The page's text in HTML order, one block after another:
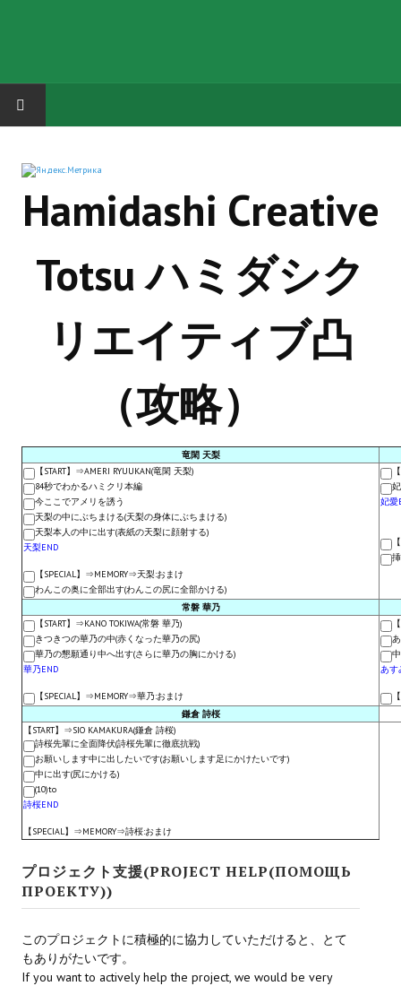
ГРУППА "КАРЛ ВЕЛИКИЙ"
Русская биржа
Aliens vs Predator 2 (Русские субтитры)
Dungeon Siege 2 Legendary Mod (Русские субтитры)
Теневой кардинал для Скайрима
Работы Alexandra10
Apella CBBE SSE BodySlide (with Physics)
Apella 2.0 CBBE SSE BodySlide (with Physics)
Kitana CBBE SSE BodySlide (with Physics)
Nekomimi
New Light Skyrim SE
SB Corset Armor CBBE SSE BodySlide (with Physics)
Наёмный оборотень
Немного героев меча и магии
Hamidashi Creative
Totsu ハミダシク
リエイティブ凸
（攻略）
竜閑 天梨
【START】⇒AMERI RYUUKAN(竜閑 天梨)
84秒でわかるハミクリ本編
今ここでアメリを誘う
天梨の中にぶちまける(天梨の身体にぶちまける)
天梨本人の中に出す(表紙の天梨に顔射する)
天梨END
【SPECIAL】⇒MEMORY⇒天梨:おまけ
わんこの奥に全部出す(わんこの尻に全部かける)
妃愛
常磐 華乃
【START】⇒KANO TOKIWA(常磐 華乃)
きつきつの華乃の中(赤くなった華乃の尻)
華乃の懇願通り中へ出す(さらに華乃の胸にかける)
華乃END
【SPECIAL】⇒MEMORY⇒華乃:おまけ
あす
鎌倉 詩桜
【START】⇒SIO KAMAKURA(鎌倉 詩桜)
詩桜先輩に全面降伏(詩桜先輩に徹底抗戦)
お願いします中に出したいです(お願いします足にかけたいです)
中に出す(尻にかける)
(10)to
詩桜END
【SPECIAL】⇒MEMORY⇒詩桜:おまけ
プロジェクト支援(PROJECT HELP(ПОМОЩЬ
ПРОЕКТУ))
このプロジェクトに積極的に協力していただけると、とて
もありがたいです。
If you want to actively help the project, we would be very